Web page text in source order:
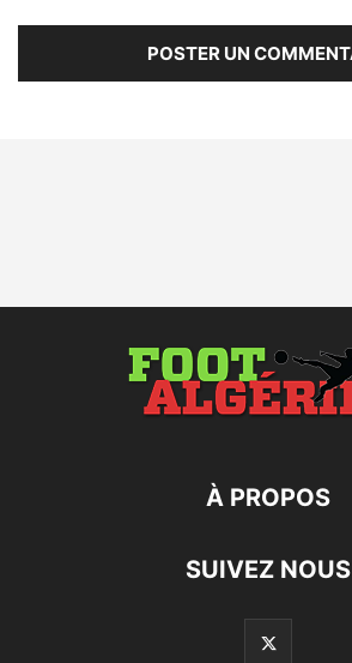
À PROPOS
SUIVEZ NOUS